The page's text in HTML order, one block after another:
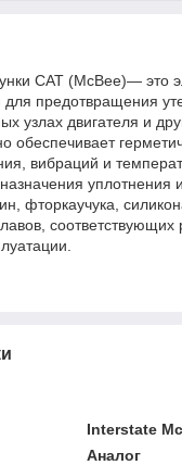
CAT (McBee)— это
предотвращения
узлах двигателя и
обеспечивает
вибраций и
уплотнения
фторкаучука,
соответствующих
Interstate
Аналог